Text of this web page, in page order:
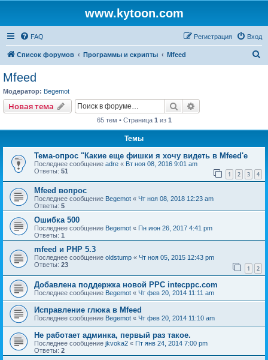
www.kytoon.com
FAQ Вход
Регистрация
Список форумов Программы и скрипты Mfeed
Mfeed
Модератор: Begemot
Новая тема Поиск
65 тем • Страница 1 из 1
Темы
Тема-опрос "Какие еще фишки я хочу видеть в Mfeed'е
Последнее сообщение adre « Вт ноя 08, 2016 9:01 am
Ответы: 51 1 2 3 4
Mfeed вопрос
Последнее сообщение Begemot « Чт ноя 08, 2018 12:23 am
Ответы: 5
Ошибка 500
Последнее сообщение Begemot « Пн июн 26, 2017 4:41 pm
Ответы: 1
mfeed и PHP 5.3
Последнее сообщение oldstump « Чт ноя 05, 2015 12:43 pm
Ответы: 23 1 2
Добавлена поддержка новой PPC intecppc.com
Последнее сообщение Begemot « Чт фев 20, 2014 11:11 am
Исправление глюка в Mfeed
Последнее сообщение Begemot « Чт фев 20, 2014 11:10 am
Не работает админка, первый раз такое.
Последнее сообщение jkvoka2 « Пт янв 24, 2014 7:00 pm
Ответы: 2